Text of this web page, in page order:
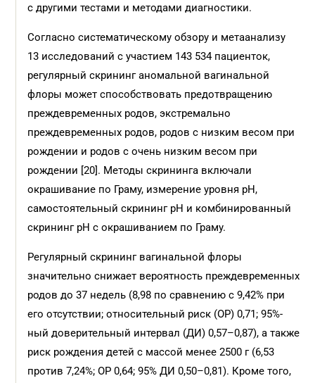
с другими тестами и методами диагностики.
Согласно систематическому обзору и метаанализу
13 исследований с участием 143 534 пациенток,
регулярный скрининг аномальной вагинальной
флоры может способствовать предотвращению
преждевременных родов, экстремально
преждевременных родов, родов с низким весом при
рождении и родов с очень низким весом при
рождении [20]. Методы скрининга включали
окрашивание по Граму, измерение уровня pH,
самостоятельный скрининг pH и комбинированный
скрининг pH с окрашиванием по Граму.
Регулярный скрининг вагинальной флоры
значительно снижает вероятность преждевременных
родов до 37 недель (8,98 по сравнению с 9,42% при
его отсутствии; относительный риск (ОР) 0,71; 95%-
ный доверительный интервал (ДИ) 0,57–0,87), а также
риск рождения детей с массой менее 2500 г (6,53
против 7,24%; ОР 0,64; 95% ДИ 0,50–0,81). Кроме того,